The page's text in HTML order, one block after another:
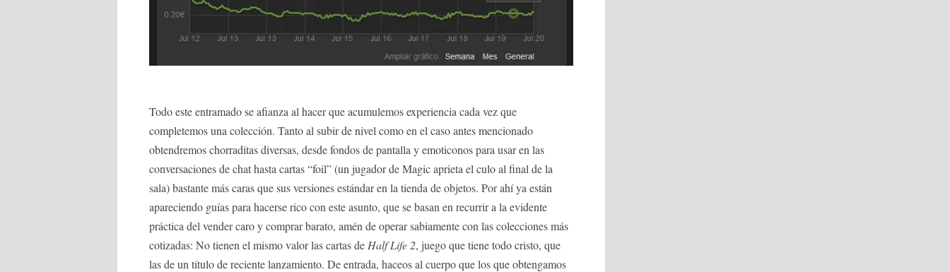
Todo este entramado se afianza al hacer que acumulemos experiencia cada vez que
completemos una colección. Tanto al subir de nivel como en el caso antes mencionado
obtendremos chorraditas diversas, desde fondos de pantalla y emoticonos para usar en las
conversaciones de chat hasta cartas “foil” (un jugador de Magic aprieta el culo al final de la
sala) bastante más caras que sus versiones estándar en la tienda de objetos. Por ahí ya están
apareciendo guías para hacerse rico con este asunto, que se basan en recurrir a la evidente
práctica del vender caro y comprar barato, amén de operar sabiamente con las colecciones más
cotizadas: No tienen el mismo valor las cartas de Half Life 2, juego que tiene todo cristo, que
las de un título de reciente lanzamiento. De entrada, haceos al cuerpo que los que obtengamos